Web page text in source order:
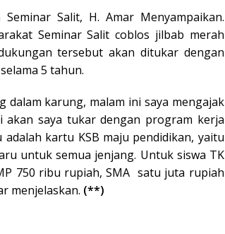
Salit, H. Amar Menyampaikan.
Seminar Salit coblos jilbab merah
tersebut akan ditukar dengan
5 tahun.
dalam karung, malam ini saya mengajak
akan saya tukar dengan program kerja
kartu KSB maju pendidikan, yaitu
untuk semua jenjang. Untuk siswa TK
750 ribu rupiah, SMA satu juta rupiah
menjelaskan. (**)